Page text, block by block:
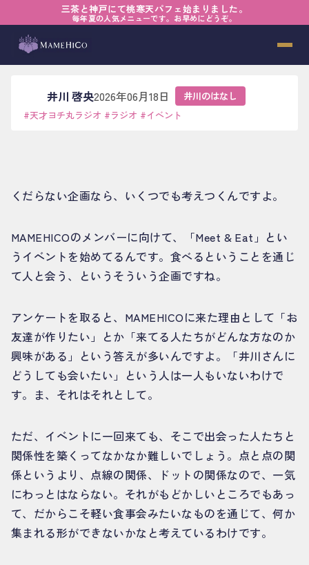
三茶と神戸にて桃寒天パフェ始まりました。
毎年夏の人気メニューです。お早めにどうぞ。
ブログ› 井川のはなし› Meet & Eat
Meet & Eat
井川 啓央2026年06月18日
井川のはなし
#天才ヨチ丸ラジオ #ラジオ #イベント
くだらない企画なら、いくつでも考えつくんですよ。
MAMEHICOのメンバーに向けて、「Meet & Eat」とい
うイベントを始めてるんです。食べるということを通じ
て人と会う、というそういう企画ですね。
アンケートを取ると、MAMEHICOに来た理由として「お
友達が作りたい」とか「来てる人たちがどんな方なのか
興味がある」という答えが多いんですよ。「井川さんに
どうしても会いたい」という人は一人もいないわけで
す。ま、それはそれとして。
ただ、イベントに一回来ても、そこで出会った人たちと
関係性を築くってなかなか難しいでしょう。点と点の関
係というより、点線の関係、ドットの関係なので、一気
にわっとはならない。それがもどかしいところでもあっ
て、だからこそ軽い食事会みたいなものを通じて、何か
集まれる形ができないかなと考えているわけです。